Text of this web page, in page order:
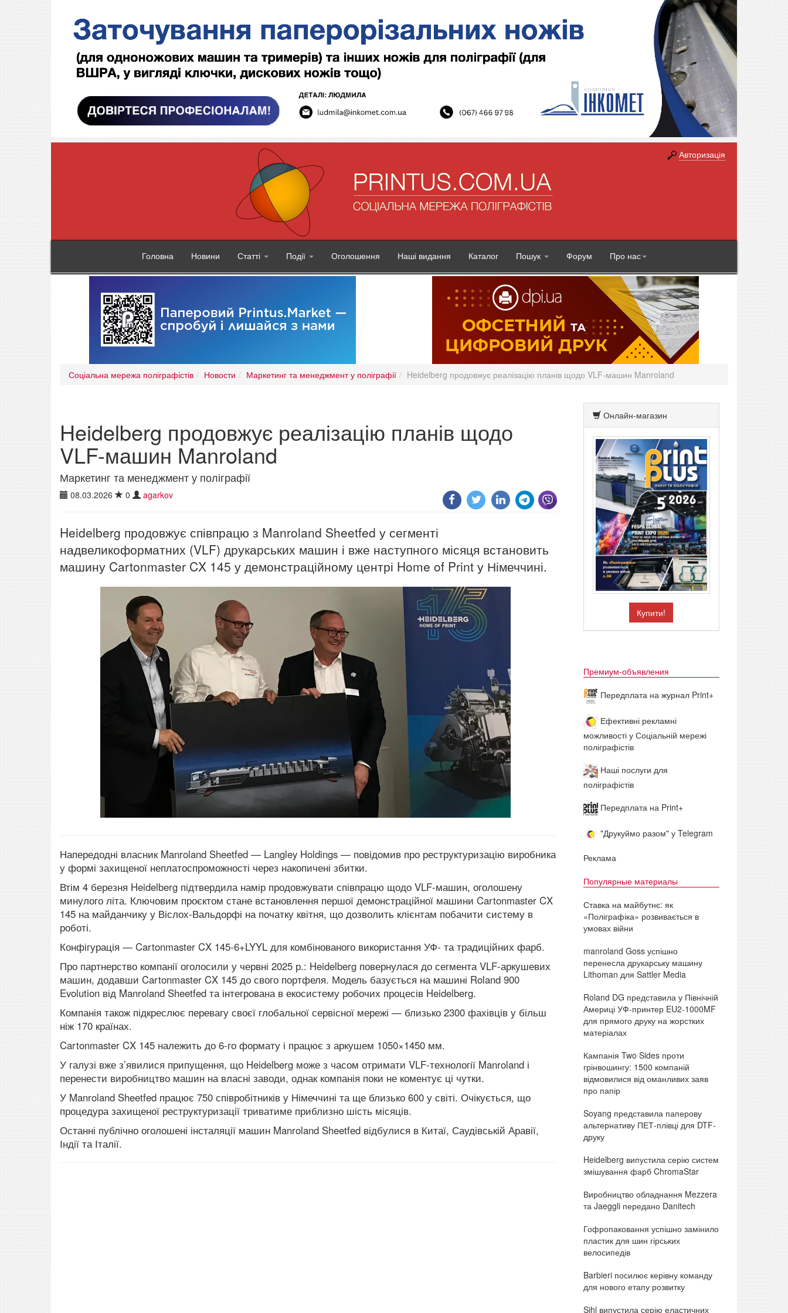
Авторизація
Головна Новини Статті Події Оголошення Наші видання Каталог Пошук Форум Про нас
Соціальна мережа поліграфістів Новости Маркетинг та менеджмент у поліграфії Heidelberg продовжує реалізацію планів щодо VLF-машин Manroland
Heidelberg продовжує реалізацію планів щодо
VLF-машин Manroland
Маркетинг та менеджмент у поліграфії
08.03.2026 0 agarkov
Heidelberg продовжує співпрацю з Manroland Sheetfed у сегменті
надвеликоформатних (VLF) друкарських машин і вже наступного місяця встановить
машину Cartonmaster CX 145 у демонстраційному центрі Home of Print у Німеччині.
Напередодні власник Manroland Sheetfed — Langley Holdings — повідомив про реструктуризацію виробника
у формі захищеної неплатоспроможності через накопичені збитки.
Втім 4 березня Heidelberg підтвердила намір продовжувати співпрацю щодо VLF-машин, оголошену
минулого літа. Ключовим проєктом стане встановлення першої демонстраційної машини Cartonmaster CX
145 на майданчику у Віслох-Вальдорфі на початку квітня, що дозволить клієнтам побачити систему в
роботі.
Конфігурація — Cartonmaster CX 145-6+LYYL для комбінованого використання УФ- та традиційних фарб.
Про партнерство компанії оголосили у червні 2025 р.: Heidelberg повернулася до сегмента VLF-аркушевих
машин, додавши Cartonmaster CX 145 до свого портфеля. Модель базується на машині Roland 900
Evolution від Manroland Sheetfed та інтегрована в екосистему робочих процесів Heidelberg.
Компанія також підкреслює перевагу своєї глобальної сервісної мережі — близько 2300 фахівців у більш
ніж 170 країнах.
Cartonmaster CX 145 належить до 6-го формату і працює з аркушем 1050×1450 мм.
У галузі вже з’явилися припущення, що Heidelberg може з часом отримати VLF-технології Manroland і
перенести виробництво машин на власні заводи, однак компанія поки не коментує ці чутки.
У Manroland Sheetfed працює 750 співробітників у Німеччині та ще близько 600 у світі. Очікується, що
процедура захищеної реструктуризації триватиме приблизно шість місяців.
Останні публічно оголошені інсталяції машин Manroland Sheetfed відбулися в Китаї, Саудівській Аравії,
Індії та Італії.
Онлайн-магазин
Купити!
Премиум-объявления
Передплата на журнал Print+
Ефективні рекламні
можливості у Соціальній мережі
поліграфістів
Наші послуги для
поліграфістів
Передплата на Print+
"Друкуймо разом" у Telegram
Реклама
Популярные материалы
Ставка на майбутнє: як
«Поліграфіка» розвивається в
умовах війни
manroland Goss успішно
перенесла друкарську машину
Lithoman для Sattler Media
Roland DG представила у Північній
Америці УФ-принтер EU2-1000MF
для прямого друку на жорстких
матеріалах
Кампанія Two Sides проти
грінвошингу: 1500 компаній
відмовилися від оманливих заяв
про папір
Soyang представила паперову
альтернативу ПЕТ-плівці для DTF-
друку
Heidelberg випустила серію систем
змішування фарб ChromaStar
Виробництво обладнання Mezzera
та Jaeggli передано Danitech
Гофропаковання успішно замінило
пластик для шин гірських
велосипедів
Barbieri посилює керівну команду
для нового етапу розвитку
Sihl випустила серію еластичних